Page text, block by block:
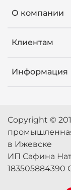
О компании
Клиентам
Информация
Copyright ©
в Ижевске
ИП Сафина
183505884390